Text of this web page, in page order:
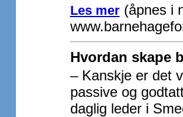
Les mer(åpnes i
Hvordan skape
– Kanskje er det
passive og
daglig leder i